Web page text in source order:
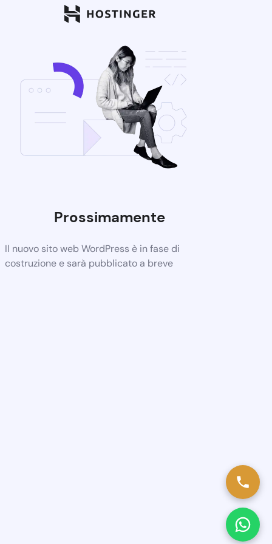
Prossimamente
Il nuovo sito web WordPress è in fase di
costruzione e sarà pubblicato a breve